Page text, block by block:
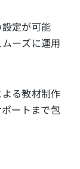
定が可能
ーズに運用
る教材制作
ートまで包